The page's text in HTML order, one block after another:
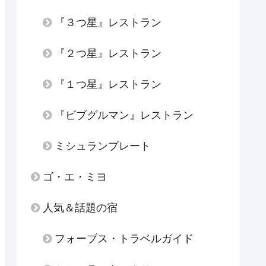
『３つ星』レストラン
『２つ星』レストラン
『１つ星』レストラン
『ビブグルマン』レストラン
ミシュランプレート
ゴ・エ・ミヨ
人気＆話題の宿
フォーブス・トラベルガイド